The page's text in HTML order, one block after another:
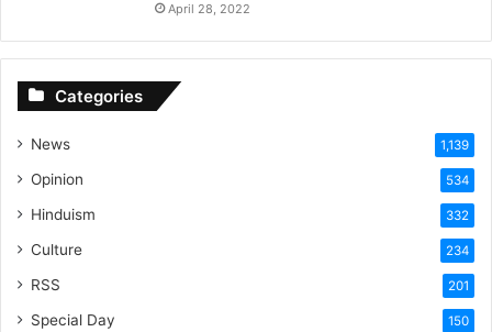
April 28, 2022
Categories
News 1,139
Opinion 534
Hinduism 332
Culture 234
RSS 201
Special Day 150